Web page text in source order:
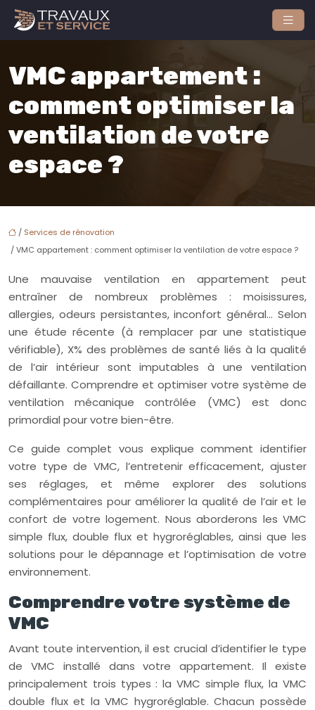
VMC appartement :
comment optimiser la
ventilation de votre
espace ?
/ Services de rénovation
/ VMC appartement : comment optimiser la ventilation de votre espace ?
Une mauvaise ventilation en appartement peut
entraîner de nombreux problèmes : moisissures,
allergies, odeurs persistantes, inconfort général… Selon
une étude récente (à remplacer par une statistique
vérifiable), X% des problèmes de santé liés à la qualité
de l’air intérieur sont imputables à une ventilation
défaillante. Comprendre et optimiser votre système de
ventilation mécanique contrôlée (VMC) est donc
primordial pour votre bien-être.
Ce guide complet vous explique comment identifier
votre type de VMC, l’entretenir efficacement, ajuster
ses réglages, et même explorer des solutions
complémentaires pour améliorer la qualité de l’air et le
confort de votre logement. Nous aborderons les VMC
simple flux, double flux et hygroréglables, ainsi que les
solutions pour le dépannage et l’optimisation de votre
environnement.
Comprendre votre système de
VMC
Avant toute intervention, il est crucial d’identifier le type
de VMC installé dans votre appartement. Il existe
principalement trois types : la VMC simple flux, la VMC
double flux et la VMC hygroréglable. Chacun possède